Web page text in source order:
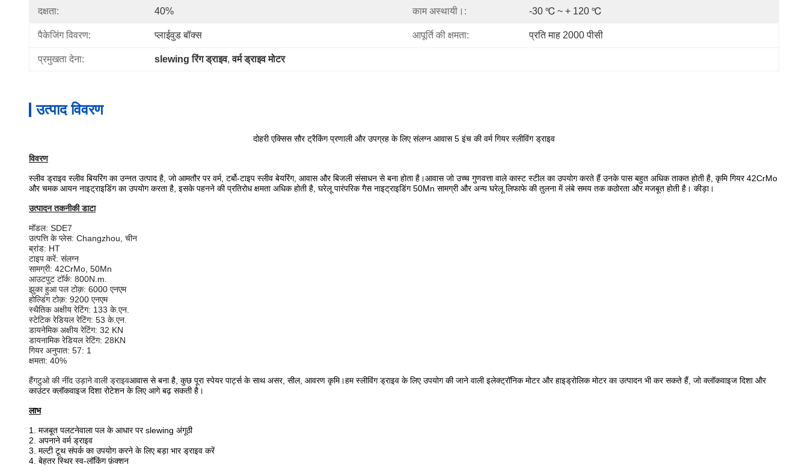
दक्षता: 40% काम अस्थायी।: -30 ℃ ~ + 120 ℃
पैकेजिंग विवरण: प्लाईवुड बॉक्स आपूर्ति की क्षमता: प्रति माह 2000 पीसी
प्रमुखता देना: slewing रिंग ड्राइव, वर्म ड्राइव मोटर
उत्पाद विवरण
दोहरी एक्सिस सौर ट्रैकिंग प्रणाली और उपग्रह के लिए संलग्न आवास 5 इंच की वर्म गियर स्लीविंग ड्राइव
विवरण
स्लीव ड्राइव स्लीव बियरिंग का उन्नत उत्पाद है, जो आमतौर पर वर्म, टर्बो-टाइप स्लीव बेयरिंग, आवास और बिजली संसाधन से बना होता है।आवास जो उच्च गुणवत्ता वाले कास्ट स्टील का उपयोग करते हैं उनके पास बहुत अधिक ताकत होती है, कृमि गियर 42CrMo
और चमक आयन नाइट्राइडिंग का उपयोग करता है, इसके पहनने की प्रतिरोध क्षमता अधिक होती है, घरेलू पारंपरिक गैस नाइट्राइडिंग 50Mn सामग्री और अन्य घरेलू लिफाफे की तुलना में लंबे समय तक कठोरता और मजबूत होती है। कीड़ा।
उत्पादन तकनीकी डाटा
मॉडल: SDE7
उत्पत्ति के प्लेस: Changzhou, चीन
ब्रांड: HT
टाइप करें: संलग्न
सामग्री: 42CrMo, 50Mn
आउटपुट टॉर्क: 800N.m.
झुका हुआ पल टोक़: 6000 एनएम
होल्डिंग टोक़: 9200 एनएम
स्थैतिक अक्षीय रेटिंग: 133 के.एन.
स्टेटिक रेडियल रेटिंग: 53 के.एन.
डायनेमिक अक्षीय रेटिंग: 32 KN
डायनामिक रेडियल रेटिंग: 28KN
गियर अनुपात: 57: 1
क्षमता: 40%
हैंगटुओ की नींद उड़ाने वाली ड्राइवआवास से बना है, कुछ पूरा स्पेयर पार्ट्स के साथ असर, सील, आवरण कृमि।हम स्लीविंग ड्राइव के लिए उपयोग की जाने वाली इलेक्ट्रॉनिक मोटर और हाइड्रोलिक मोटर का उत्पादन भी कर सकते हैं, जो क्लॉकवाइज दिशा और
काउंटर क्लॉकवाइज दिशा रोटेशन के लिए आगे बढ़ सकती है।
लाभ
1. मजबूत पलटनेवाला पल के आधार पर slewing अंगूठी
2. अपनाने वर्म ड्राइव
3. मल्टी टूथ संपर्क का उपयोग करने के लिए बड़ा भार ड्राइव करें
4. बेहतर स्थिर स्व-लॉकिंग फ़ंक्शन